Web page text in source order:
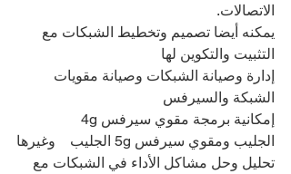
الاتصالات.
يمكنه أيضا تصميم وتخطيط الشبكات مع
التثبيت والتكوين لها
إدارة وصيانة الشبكات وصيانة مقويات
الشبكة والسيرفس
الجليب ومقوي سيرفس 5g الجليب    وغيرها
تحليل وحل مشاكل الأداء في الشبكات مع